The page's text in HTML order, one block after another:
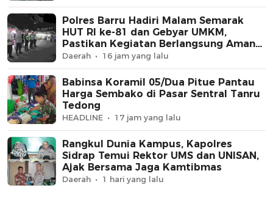
Polres Barru Hadiri Malam Semarak
HUT RI ke-81 dan Gebyar UMKM,
Pastikan Kegiatan Berlangsung Aman
dan Kondusif
Daerah 16 jam yang lalu
Babinsa Koramil 05/Dua Pitue Pantau
Harga Sembako di Pasar Sentral Tanru
Tedong
HEADLINE 17 jam yang lalu
Rangkul Dunia Kampus, Kapolres
Sidrap Temui Rektor UMS dan UNISAN,
Ajak Bersama Jaga Kamtibmas
Daerah 1 hari yang lalu